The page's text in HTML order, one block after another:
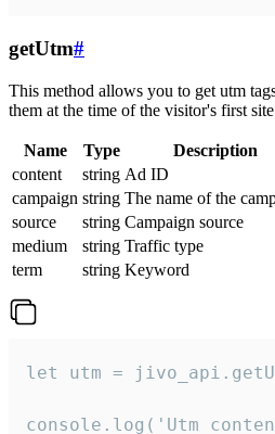
getUtm#
This method allows you to get utm
them at the time of the visitor's first
Name Type
Description
content
string Ad ID
campaign string The name of the
source
string Campaign source
medium
string Traffic type
term
string Keyword
let utm =
console.log('Utm